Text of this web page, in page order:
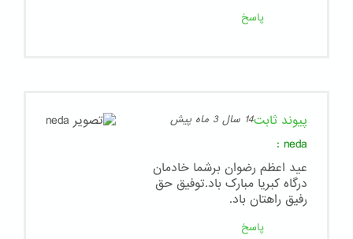
پاسخ
پیوند ثابت14 سال 3 ماه پیش
neda
:
عید اعظم رضوان برشما خادمان
درگاه کبریا مبارک باد.توفیق حق
رفیق راهتان باد.
پاسخ